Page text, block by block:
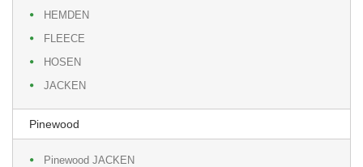
HEMDEN
FLEECE
HOSEN
JACKEN
Pinewood
Pinewood JACKEN